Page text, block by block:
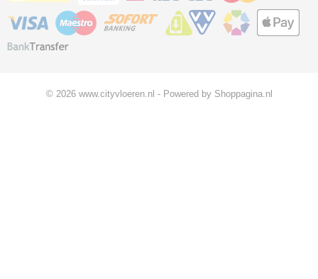
© 2026 www.cityvloeren.nl - Powered by Shoppagina.nl